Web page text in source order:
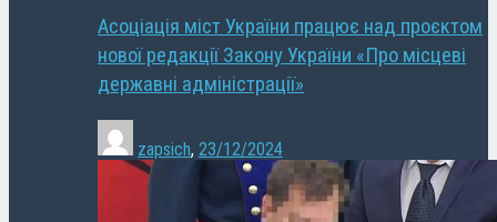
Асоціація міст України працює над проєктом
нової редакції Закону України «Про місцеві
державні адміністрації»
zapsich, 23/12/2024